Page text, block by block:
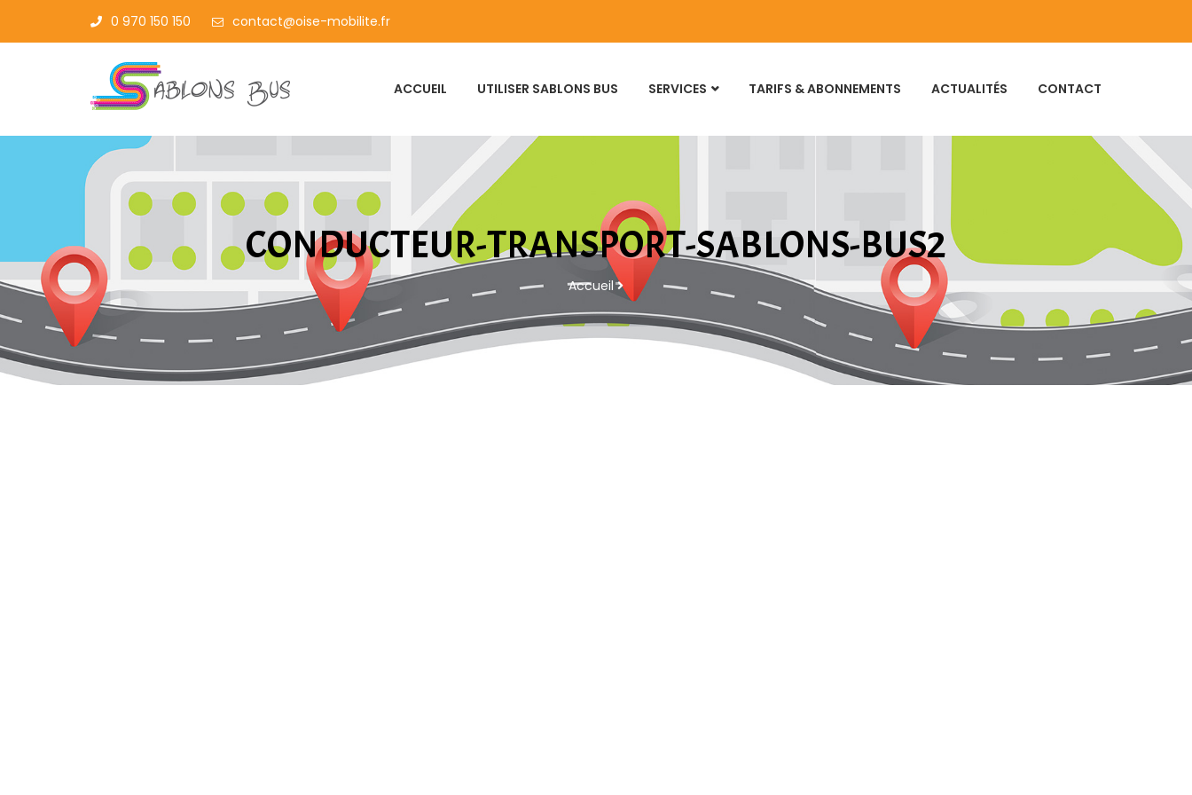
0 970 150 150 contact@oise-mobilite.fr
ACCUEIL UTILISER SABLONS BUS SERVICES TARIFS & ABONNEMENTS ACTUALITÉS CONTACT
CONDUCTEUR-TRANSPORT-SABLONS-BUS2
Accueil